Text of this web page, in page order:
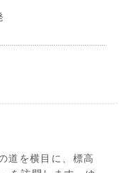
道を横目に、標高